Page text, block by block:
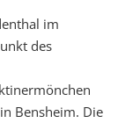
im
des
Bensheim. Die